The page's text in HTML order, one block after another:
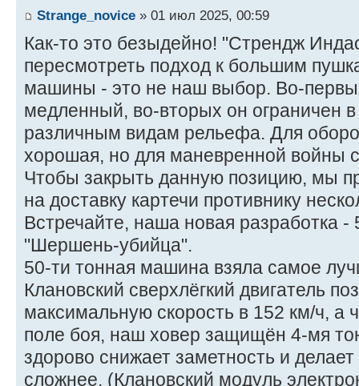
Movement Type: Tracked
Tonnage: 100
Battle Value: 3,076
Internal
Engine 300
Cruising MP: 3
Flank MP: 5
Heat
Control
Power
Armor Factor
Internal
Structure
Front 10
Strange_novice » 01 июл 2025, 00:59
Как-то это безыдейно! "Стрендж
пересмотреть подход к большим
машины - это не наш выбор. Во-
медленный, во-вторых он ограничен
различным видам рельефа. Для
хорошая, но для маневренной войны
Чтобы закрыть данную позицию, мы
на доставку картечи противнику
Встречайте, наша новая разработка
"Шершень-убийца".
50-ти тонная машина взяла самое
Клановский сверхлёгкий двигатель
максимальную скорость в 152 км/ч, а
поле боя, наш ховер защищён 4-мя
здорово снижает заметность и
сложнее. (Клановский модуль